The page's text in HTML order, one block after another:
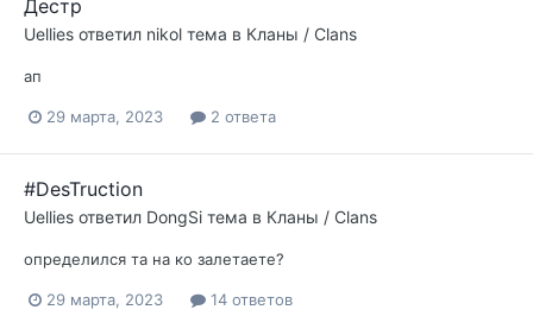
Дестр
Uellies ответил nikol тема в Кланы / Clans
ап
29 марта, 2023 2 ответа
#DesTruction
Uellies ответил DongSi тема в Кланы / Clans
определился та на ко залетаете?
29 марта, 2023 14 ответов